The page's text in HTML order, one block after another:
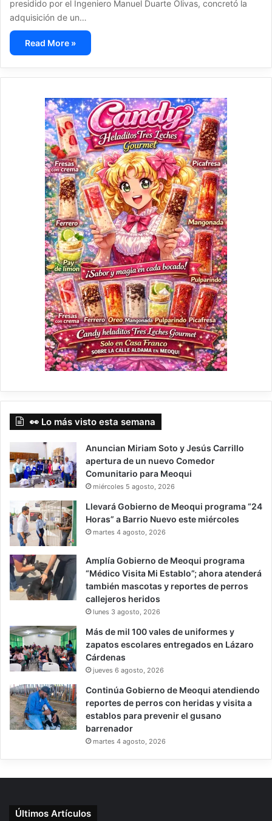
presidido por el Ingeniero Manuel Duarte Olivas, concretó la
adquisición de un…
Read More »
👀 Lo más visto esta semana
Anuncian Miriam Soto y Jesús Carrillo
apertura de un nuevo Comedor
Comunitario para Meoqui
miércoles 5 agosto, 2026
Llevará Gobierno de Meoqui programa “24
Horas” a Barrio Nuevo este miércoles
martes 4 agosto, 2026
Amplía Gobierno de Meoqui programa
“Médico Visita Mi Establo”; ahora atenderá
también mascotas y reportes de perros
callejeros heridos
lunes 3 agosto, 2026
Más de mil 100 vales de uniformes y
zapatos escolares entregados en Lázaro
Cárdenas
jueves 6 agosto, 2026
Continúa Gobierno de Meoqui atendiendo
reportes de perros con heridas y visita a
establos para prevenir el gusano
barrenador
martes 4 agosto, 2026
Últimos Artículos